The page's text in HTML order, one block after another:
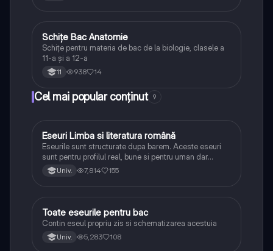
Biologie
Schițe Bac Anatomie
Schițe pentru materia de bac de la biologie, clasele a
11-a și a 12-a
11 938 14
Cel mai popular conținut 9
Limba și literatura română
Eseuri Limba si literatura română
Eseurile sunt structurate dupa barem. Aceste eseuri
sunt pentru profilul real, bune si pentru uman dar
lipsesc relatiile dintre personaje si caracrerizarile.
Univ. 7,814 155
Limba și literatura română
Toate eseurile pentru bac
Contin eseul propriu zis si schematizarea acestuia
Univ. 5,283 108